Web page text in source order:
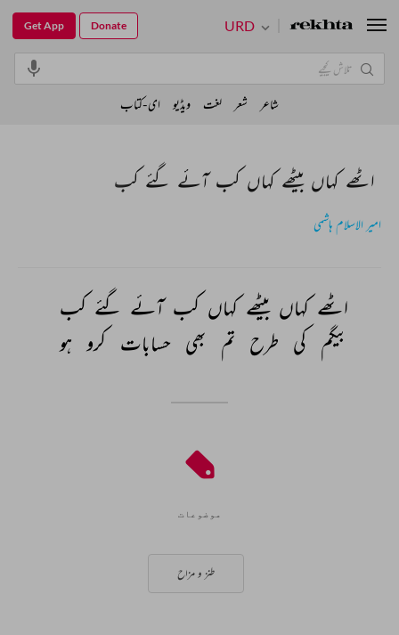
اٹھے کہاں بیٹھے کہاں کب آئے گئے کب
امیر الاسلام ہاشمی
اٹھے کہاں بیٹھے کہاں کب آئے گئے کب
بیگم کی طرح تم بھی حسابات کرو ہو
موضوعات
طنز و مزاح
URD
Get App Donate
شاعر شعر لغت ویڈیو ای-کتاب